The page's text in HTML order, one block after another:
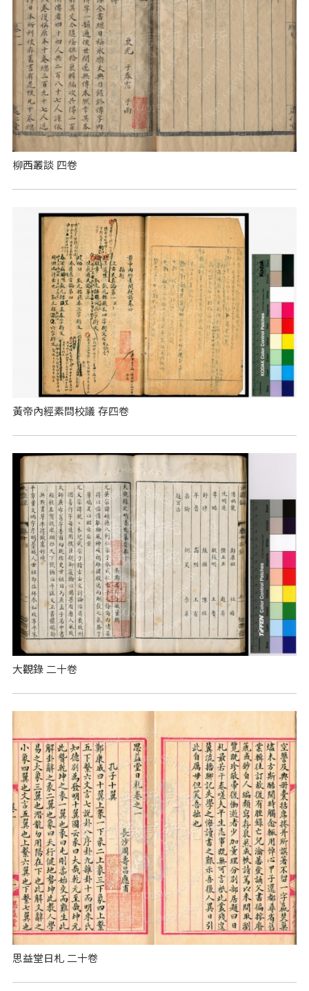
柳西叢談 四卷
黃帝內經素問校議 存四卷
大觀錄 二十卷
思益堂日札 二十卷